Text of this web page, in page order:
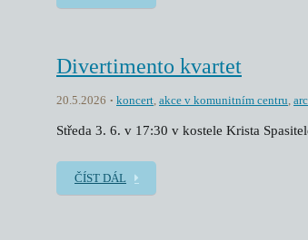
Divertimento kvartet
20.5.2026 koncert, akce v komunitním centru,
Středa 3. 6. v 17:30 v kostele Krista
ČÍST DÁL